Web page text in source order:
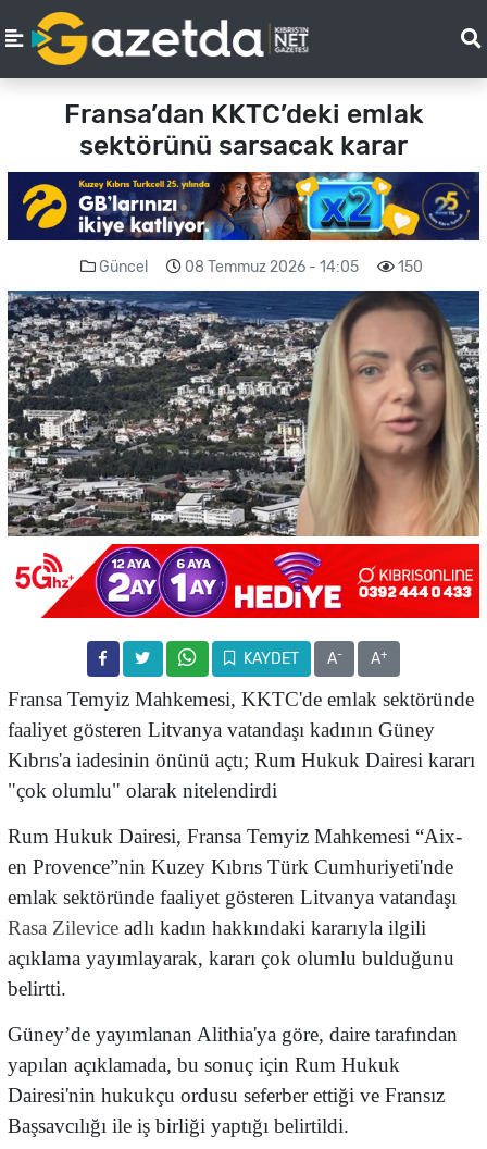
Fransa’dan KKTC’deki emlak
sektörünü sarsacak karar
Güncel 08 Temmuz 2026 - 14:05 150
KAYDET A- A+
Fransa Temyiz Mahkemesi, KKTC'de emlak sektöründe
faaliyet gösteren Litvanya vatandaşı kadının Güney
Kıbrıs'a iadesinin önünü açtı; Rum Hukuk Dairesi kararı
"çok olumlu" olarak nitelendirdi
Rum Hukuk Dairesi, Fransa Temyiz Mahkemesi “Aix-
en Provence”nin Kuzey Kıbrıs Türk Cumhuriyeti'nde
emlak sektöründe faaliyet gösteren Litvanya vatandaşı
Rasa Zilevice adlı kadın hakkındaki kararıyla ilgili
açıklama yayımlayarak, kararı çok olumlu bulduğunu
belirtti.
Güney’de yayımlanan Alithia'ya göre, daire tarafından
yapılan açıklamada, bu sonuç için Rum Hukuk
Dairesi'nin hukukçu ordusu seferber ettiği ve Fransız
Başsavcılığı ile iş birliği yaptığı belirtildi.